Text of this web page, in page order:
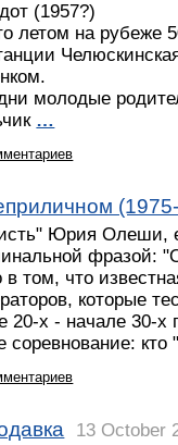
(1957?)
летом на рубеже
молодые
…
Юрия Олеши,
фразой:
в том, что
которые
20-х - начале 30-х
соревнование:
13 October